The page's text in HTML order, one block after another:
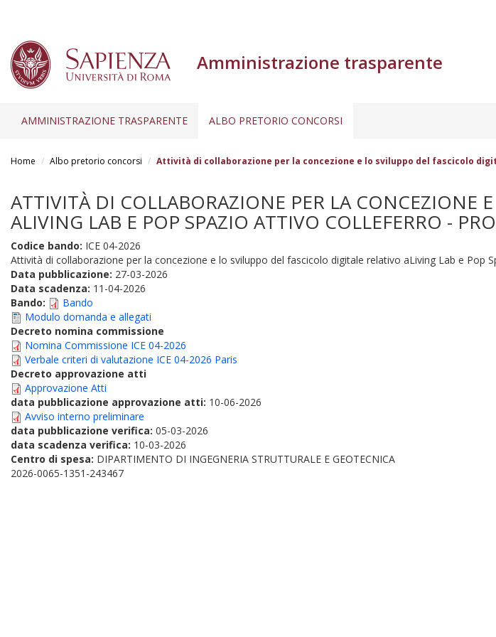
Amministrazione trasparente
AMMINISTRAZIONE TRASPARENTE ALBO PRETORIO CONCORSI
Home Albo pretorio concorsi Attività di collaborazione per la concezione e lo sviluppo del fascicolo
ATTIVITÀ DI COLLABORAZIONE PER LA CONCEZIONE
ALIVING LAB E POP SPAZIO ATTIVO COLLEFERRO -
Codice bando: ICE 04-2026
Attività di collaborazione per la concezione e lo sviluppo del fascicolo digitale relativo aLiving Lab e Pop
Data pubblicazione: 27-03-2026
Data scadenza: 11-04-2026
Bando:
Bando
Modulo domanda e allegati
Decreto nomina commissione
Nomina Commissione ICE 04-2026
Verbale criteri di valutazione ICE 04-2026 Paris
Decreto approvazione atti
Approvazione Atti
data pubblicazione approvazione atti: 10-06-2026
Avviso interno preliminare
data pubblicazione verifica: 05-03-2026
data scadenza verifica: 10-03-2026
Centro di spesa: DIPARTIMENTO DI INGEGNERIA STRUTTURALE E GEOTECNICA
2026-0065-1351-243467